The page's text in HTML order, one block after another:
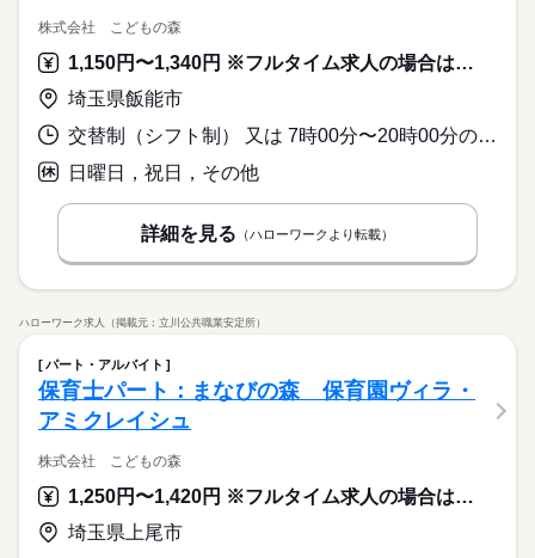
株式会社 こどもの森
1,150円〜1,340円 ※フルタイム求人の場合は月額（換算額）、パート求人の場合は時間額を表示しています。
埼玉県飯能市
交替制（シフト制） 又は 7時00分〜20時00分の時間の間の5時間以上
日曜日，祝日，その他
詳細を見る （ハローワークより転載）
ハローワーク求人（掲載元：立川公共職業安定所）
パート・アルバイト
保育士パート：まなびの森 保育園ヴィラ・
アミクレイシュ
株式会社 こどもの森
1,250円〜1,420円 ※フルタイム求人の場合は月額（換算額）、パート求人の場合は時間額を表示しています。
埼玉県上尾市